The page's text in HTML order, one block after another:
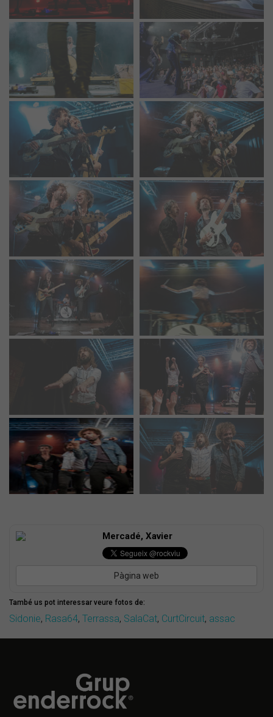
Mercadé, Xavier
Pàgina web
També us pot interessar veure fotos de:
Sidonie, Rasa64, Terrassa, SalaCat, CurtCircuit, assac